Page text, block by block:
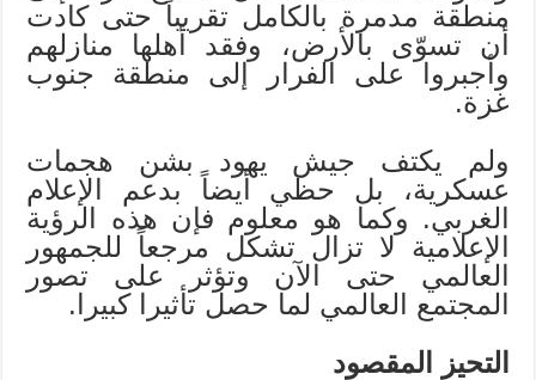
منطقة مدمرة بالكامل تقريباً حتى كادت
أن تسوّى بالأرض، وفقد أهلها منازلهم
وأجبروا على الفرار إلى منطقة جنوب
غزة.
ولم يكتف جيش يهود بشن هجمات
عسكرية، بل حظي أيضاً بدعم الإعلام
الغربي. وكما هو معلوم فإن هذه الرؤية
الإعلامية لا تزال تشكل مرجعاً للجمهور
العالمي حتى الآن وتؤثر على تصور
المجتمع العالمي لما حصل تأثيرا كبيرا.
التحيز المقصود